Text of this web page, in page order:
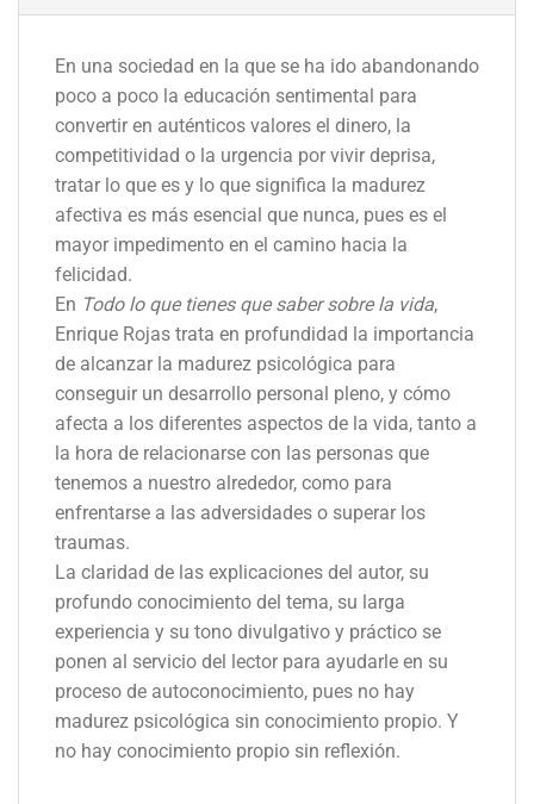
En una sociedad en la que se ha ido abandonando
poco a poco la educación sentimental para
convertir en auténticos valores el dinero, la
competitividad o la urgencia por vivir deprisa,
tratar lo que es y lo que significa la madurez
afectiva es más esencial que nunca, pues es el
mayor impedimento en el camino hacia la
felicidad.
En Todo lo que tienes que saber sobre la vida,
Enrique Rojas trata en profundidad la importancia
de alcanzar la madurez psicológica para
conseguir un desarrollo personal pleno, y cómo
afecta a los diferentes aspectos de la vida, tanto a
la hora de relacionarse con las personas que
tenemos a nuestro alrededor, como para
enfrentarse a las adversidades o superar los
traumas.
La claridad de las explicaciones del autor, su
profundo conocimiento del tema, su larga
experiencia y su tono divulgativo y práctico se
ponen al servicio del lector para ayudarle en su
proceso de autoconocimiento, pues no hay
madurez psicológica sin conocimiento propio. Y
no hay conocimiento propio sin reflexión.